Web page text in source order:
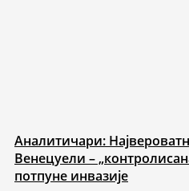
Аналитичари:
Венецуели –
потпуне инвазије